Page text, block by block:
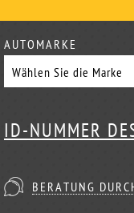
AUTOMARKE
ID-NUMMER
BERATUNG